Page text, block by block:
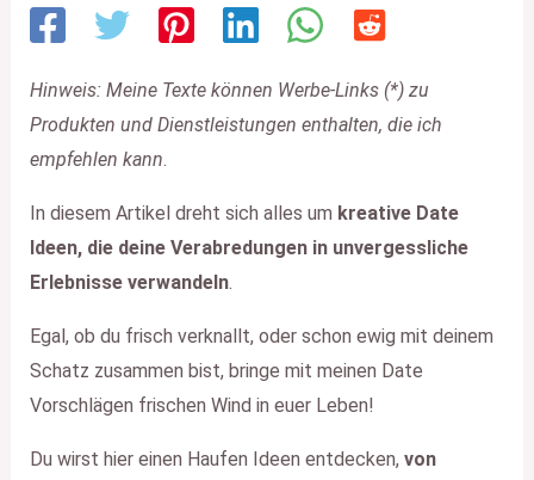
Hinweis: Meine Texte können Werbe-Links (*) zu
Produkten und Dienstleistungen enthalten, die ich
empfehlen kann.
In diesem Artikel dreht sich alles um kreative Date
Ideen, die deine Verabredungen in unvergessliche
Erlebnisse verwandeln.
Egal, ob du frisch verknallt, oder schon ewig mit deinem
Schatz zusammen bist, bringe mit meinen Date
Vorschlägen frischen Wind in euer Leben!
Du wirst hier einen Haufen Ideen entdecken, von